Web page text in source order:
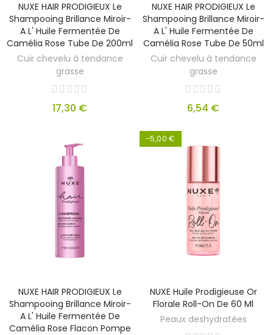
NUXE HAIR PRODIGIEUX Le
Shampooing Brillance Miroir-
A L' Huile Fermentée De
Camélia Rose Tube De 200ml
Cuir chevelu à tendance
grasse
17,30 €
NUXE HAIR PRODIGIEUX Le
Shampooing Brillance Miroir-
A L' Huile Fermentée De
Camélia Rose Tube De 50ml
Cuir chevelu à tendance
grasse
6,54 €
NUXE HAIR PRODIGIEUX Le
Shampooing Brillance Miroir-
A L' Huile Fermentée De
Camélia Rose Flacon Pompe
-5,00 €
NUXE Huile Prodigieuse Or
Florale Roll-On De 60 Ml
Peaux deshydratées